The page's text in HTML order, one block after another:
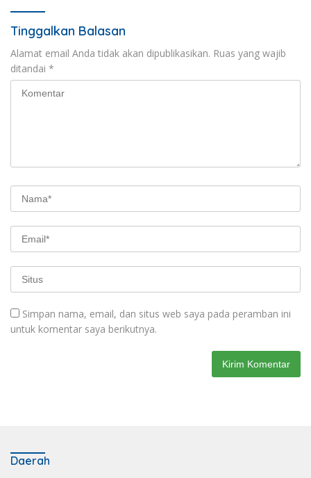
Tinggalkan Balasan
Alamat email Anda tidak akan dipublikasikan. Ruas yang wajib
ditandai *
Simpan nama, email, dan situs web saya pada peramban ini
untuk komentar saya berikutnya.
Daerah